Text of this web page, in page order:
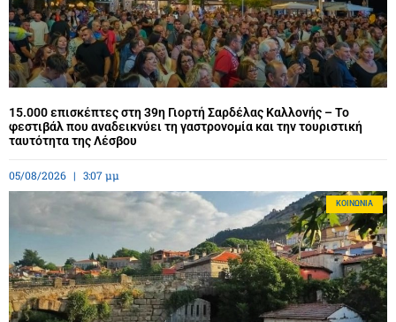
15.000 επισκέπτες στη 39η Γιορτή Σαρδέλας Καλλονής – Το
φεστιβάλ που αναδεικνύει τη γαστρονομία και την τουριστική
ταυτότητα της Λέσβου
05/08/2026 3:07 μμ
ΚΟΙΝΩΝΊΑ